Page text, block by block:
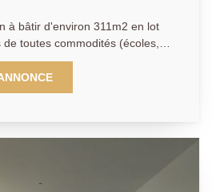
toutes commodités (écoles,
bus reliant le Tramway T2
RER A de Houilles). Beau
terrain qui vous permettra de
l'Agence afin